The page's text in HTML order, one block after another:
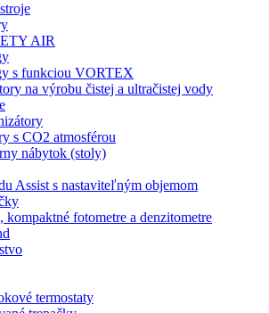
AIR
s funkciou VORTEX
na výrobu čistej a ultračistej vody
s CO2 atmosférou
nábytok (stoly)
Assist s nastaviteľným objemom
kompaktné fotometre a denzitometre
termostaty